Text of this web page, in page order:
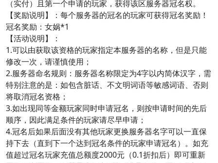
（实付）且第一个申请的玩家，获得该区服务器冠名权。
【奖励说明】：每个服务器的冠名的玩家可获得冠名奖励！
冠名奖励：女娲*1
【活动说明】：
1.可以由获取该资格的玩家指定本服务器的名称，但是只能
修改一次，请谨慎使用；
2.服务器命名规则：服务器名称限定为4字以内简体汉字，需
特别注意的是：如包含脏话、不文明词语等敏感词语、否则
将取消冠名资格；
3.如出现同等金额玩家同时申请冠名，则按申请时间的先后
顺序，因此满足条件的玩家请尽早申请；
4.冠名后如果后面没有其他玩家更换服务器名字可以一直保
持下去（直到下一个达到冠名条件的玩家申请冠名）。如充
值超过冠名玩家充值总额度2000元（0.1折扣后）即可重新